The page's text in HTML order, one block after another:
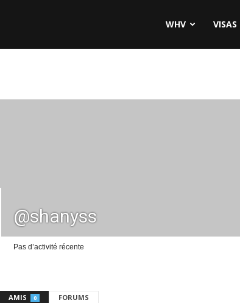
WHV VISAS
@shanyss
Pas d’activité récente
AMIS 0 FORUMS